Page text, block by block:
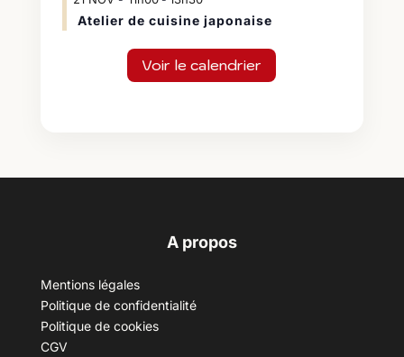
Atelier de cuisine japonaise
Voir le calendrier
A propos
Mentions légales
Politique de confidentialité
Politique de cookies
CGV